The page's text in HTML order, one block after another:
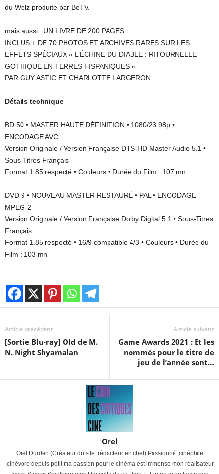
du Welz produite par BeTV.
mais aussi : UN LIVRE DE 200 PAGES
INCLUS + DE 70 PHOTOS ET ARCHIVES RARES SUR LES
EFFETS SPÉCIAUX « L’ÉCHINE DU DIABLE : RITOURNELLE
GOTHIQUE EN TERRES HISPANIQUES »
PAR GUY ASTIC ET CHARLOTTE LARGERON
Détails technique
BD 50 • MASTER HAUTE DÉFINITION • 1080/23.98p •
ENCODAGE AVC
Version Originale / Version Française DTS-HD Master Audio 5.1 •
Sous-Titres Français
Format 1.85 respecté • Couleurs • Durée du Film : 107 mn
DVD 9 • NOUVEAU MASTER RESTAURÉ • PAL • ENCODAGE
MPEG-2
Version Originale / Version Française Dolby Digital 5.1 • Sous-Titres
Français
Format 1.85 respecté • 16/9 compatible 4/3 • Couleurs • Durée du
Film : 103 mn
Article précédent
[Sortie Blu-ray] Old de M.
N. Night Shyamalan
Article suivant
Game Awards 2021 : Et les
nommés pour le titre de
jeu de l’année sont…
Orel
Orel Durden (Créateur du site ,rédacteur en chef) Passionné ,cinéphile
,cinévore depuis petit ma passion pour le cinéma est immense mon réalisateur